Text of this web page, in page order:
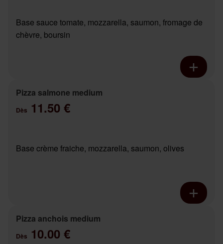
Base sauce tomate, mozzarella, saumon, fromage de
chèvre, boursin
Pizza salmone medium
Dès 11.50 €
Base crème fraiche, mozzarella, saumon, olives
Pizza anchois medium
Dès 10.00 €